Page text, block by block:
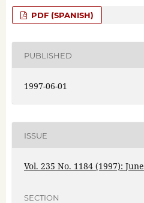
PDF (SPANISH)
PUBLISHED
1997-06-01
ISSUE
Vol. 235 No. 1184 (1997): June
SECTION